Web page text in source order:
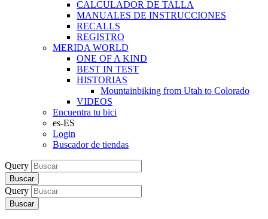
CALCULADOR DE TALLA
MANUALES DE INSTRUCCIONES
RECALLS
REGISTRO
MERIDA WORLD
ONE OF A KIND
BEST IN TEST
HISTORIAS
Mountainbiking from Utah to Colorado
VIDEOS
Encuentra tu bici
es-ES
Login
Buscador de tiendas
Query
Buscar
Query
Buscar